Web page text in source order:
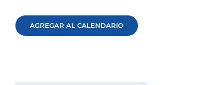
AGREGAR AL CALENDARIO